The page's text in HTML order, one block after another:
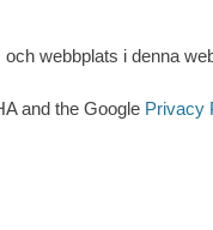
webbplats i denna
and the Google Privacy